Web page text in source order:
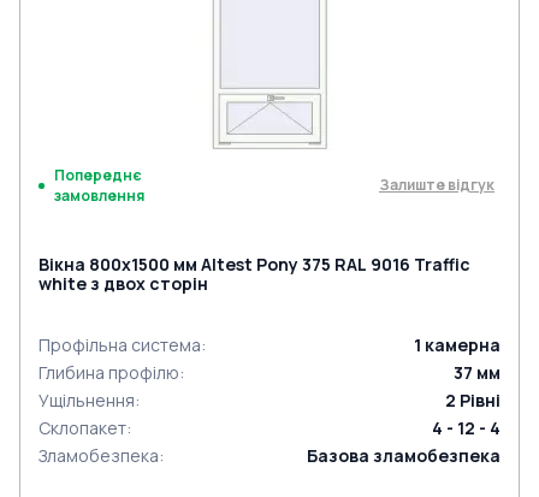
Попереднє
замовлення
Залиште відгук
Вікна 800x1500 мм Altest Pony 375 RAL 9016 Traffic
white з двох сторін
Профільна система: 1 камерна
Глибина профілю: 37 мм
Ущільнення: 2 Рівні
Склопакет:
4 - 12 - 4
Зламобезпека: Базова зламобезпека